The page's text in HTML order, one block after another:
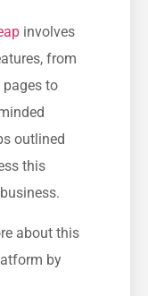
involves
from
to
outlined
this
about this
by